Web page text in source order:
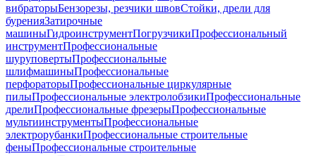
вибраторыБензорезы, резчики швовСтойки, дрели для
буренияЗатирочные
машиныГидроинструментПогрузчикиПрофессиональный
инструментПрофессиональные
шуруповертыПрофессиональные
шлифмашиныПрофессиональные
перфораторыПрофессиональные циркулярные
пилыПрофессиональные электролобзикиПрофессиональные
дрелиПрофессиональные фрезерыПрофессиональные
мультиинструментыПрофессиональные
электрорубанкиПрофессиональные строительные
феныПрофессиональные строительные